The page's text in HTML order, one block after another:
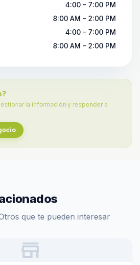
4:00 – 7:00 PM
8:00 AM – 2:00 PM
4:00 – 7:00 PM
8:00 AM – 2:00 PM
la información y responder a
que te pueden interesar
store